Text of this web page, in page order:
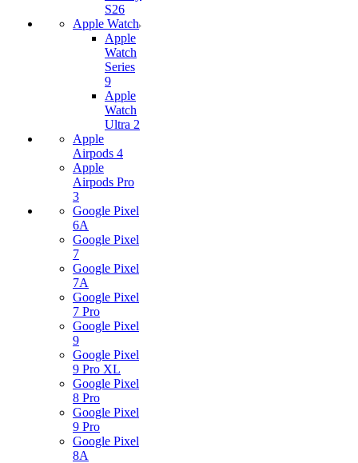
S26
Apple Watch
Apple
Watch
Series
9
Apple
Watch
Ultra 2
Apple
Airpods 4
Apple
Airpods Pro
3
Google Pixel
6A
Google Pixel
7
Google Pixel
7А
Google Pixel
7 Pro
Google Pixel
9
Google Pixel
9 Pro XL
Google Pixel
8 Pro
Google Pixel
9 Pro
Google Pixel
8A